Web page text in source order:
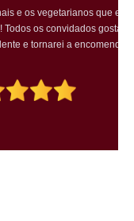
que encomendei
gostaram muito! O
a encomendar!